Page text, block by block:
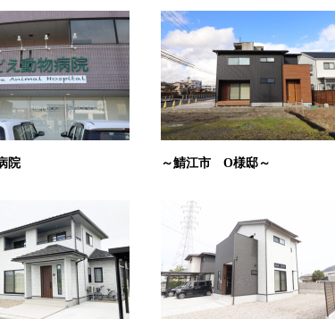
院 ～鯖江市 O様邸～